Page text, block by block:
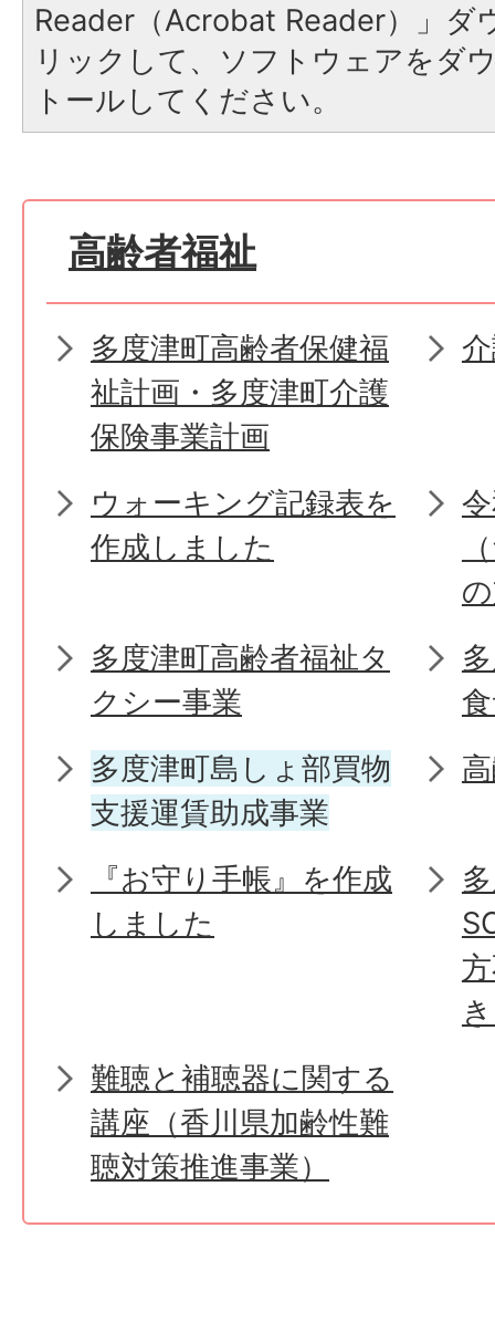
Reader（Acrobat Reader）」ダ
リックして、ソフトウェアをダ
トールしてください。
高齢者福祉
多度津町高齢者保健福
祉計画・多度津町介護
保険事業計画
ウォーキング記録表を
作成しました
多度津町高齢者福祉タ
クシー事業
多度津町島しょ部買物
支援運賃助成事業
『お守り手帳』を作成
しました
難聴と補聴器に関する
講座（香川県加齢性難
聴対策推進事業）